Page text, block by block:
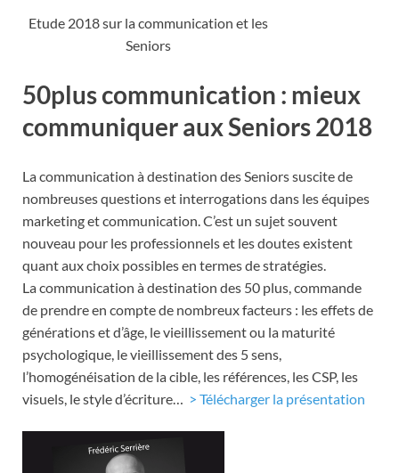
Etude 2018 sur la communication et les
Seniors
50plus communication : mieux
communiquer aux Seniors 2018
La communication à destination des Seniors suscite de
nombreuses questions et interrogations dans les équipes
marketing et communication. C’est un sujet souvent
nouveau pour les professionnels et les doutes existent
quant aux choix possibles en termes de stratégies.
La communication à destination des 50 plus, commande
de prendre en compte de nombreux facteurs : les effets de
générations et d’âge, le vieillissement ou la maturité
psychologique, le vieillissement des 5 sens,
l’homogénéisation de la cible, les références, les CSP, les
visuels, le style d’écriture… > Télécharger la présentation